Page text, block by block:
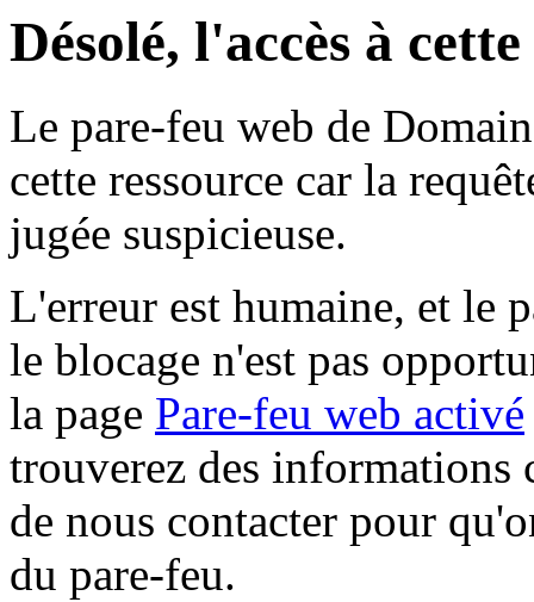
Désolé, l'accès à
Le pare-feu web de
cette ressource car la
jugée suspicieuse.
L'erreur est humaine, et le
le blocage n'est pas
la page Pare-feu web activé
trouverez des informations
de nous contacter pour
du pare-feu.